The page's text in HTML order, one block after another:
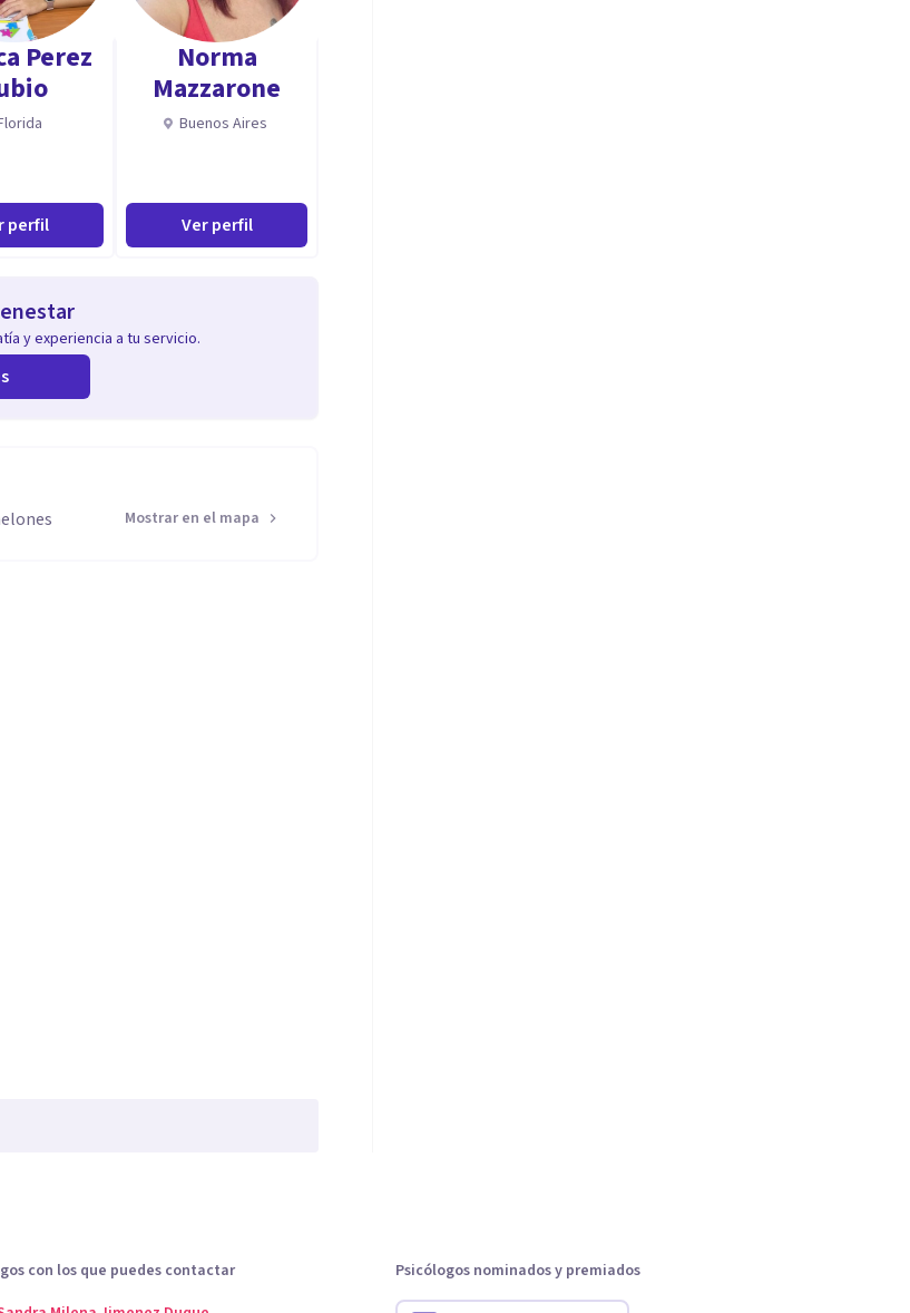
Perez
perfil
Norma
Mazzarone
Buenos Aires
Ver perfil
y experiencia a tu servicio.
Mostrar en el mapa
con los que puedes contactar
Psicólogos nominados y premiados